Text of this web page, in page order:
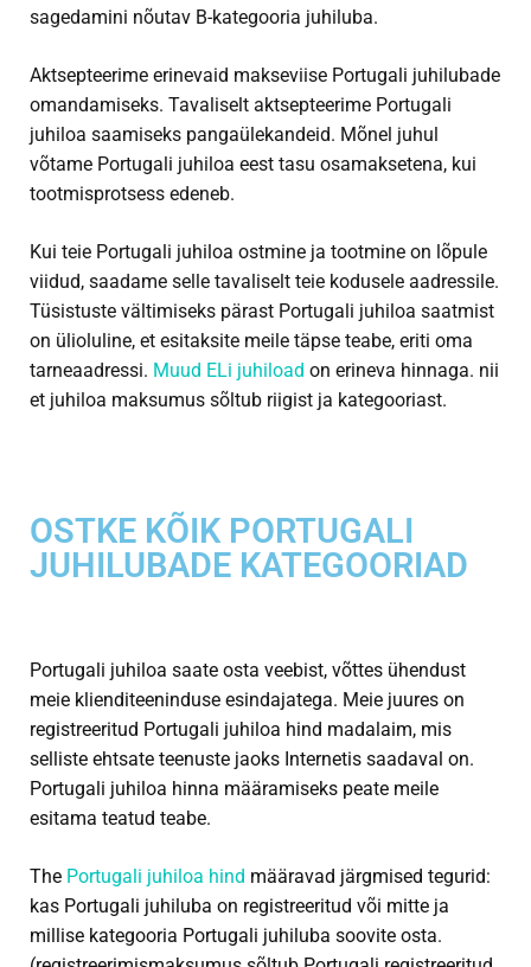
sagedamini nõutav B-kategooria juhiluba.
Aktsepteerime erinevaid makseviise Portugali juhilubade
omandamiseks. Tavaliselt aktsepteerime Portugali
juhiloa saamiseks pangaülekandeid. Mõnel juhul
võtame Portugali juhiloa eest tasu osamaksetena, kui
tootmisprotsess edeneb.
Kui teie Portugali juhiloa ostmine ja tootmine on lõpule
viidud, saadame selle tavaliselt teie kodusele aadressile.
Tüsistuste vältimiseks pärast Portugali juhiloa saatmist
on ülioluline, et esitaksite meile täpse teabe, eriti oma
tarneaadressi. Muud ELi juhiload on erineva hinnaga. nii
et juhiloa maksumus sõltub riigist ja kategooriast.
OSTKE KÕIK PORTUGALI
JUHILUBADE KATEGOORIAD
Portugali juhiloa saate osta veebist, võttes ühendust
meie klienditeeninduse esindajatega. Meie juures on
registreeritud Portugali juhiloa hind madalaim, mis
selliste ehtsate teenuste jaoks Internetis saadaval on.
Portugali juhiloa hinna määramiseks peate meile
esitama teatud teabe.
The Portugali juhiloa hind määravad järgmised tegurid:
kas Portugali juhiluba on registreeritud või mitte ja
millise kategooria Portugali juhiluba soovite osta.